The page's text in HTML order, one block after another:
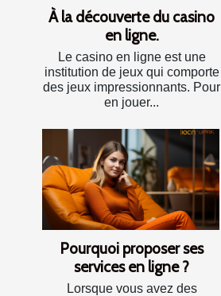
À la découverte du casino
en ligne.
Le casino en ligne est une
institution de jeux qui comporte
des jeux impressionnants. Pour
en jouer...
Pourquoi proposer ses
services en ligne ?
Lorsque vous avez des